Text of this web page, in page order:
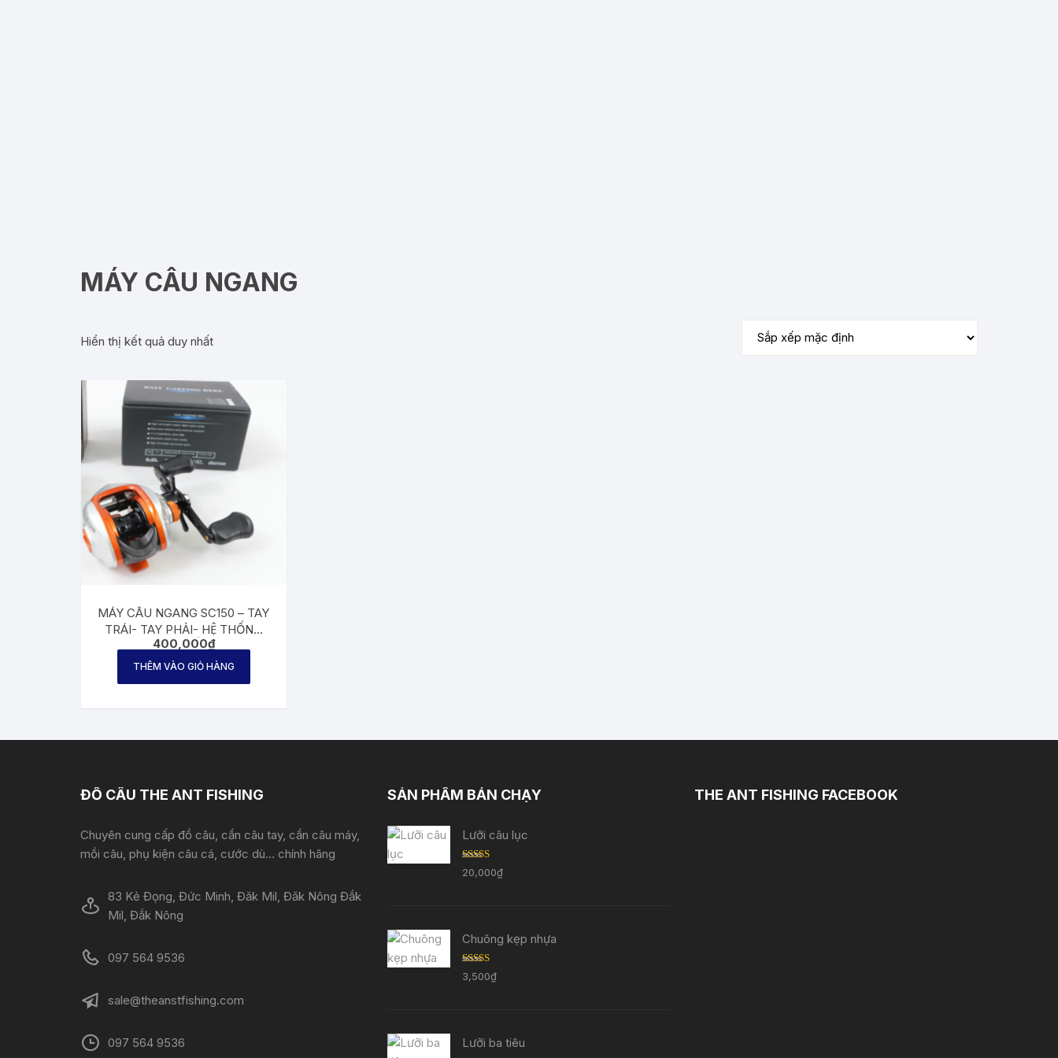
MÁY CÂU NGANG
Hiển thị kết quả duy nhất
MÁY CÂU NGANG SC150 – TAY
TRÁI- TAY PHẢI- HỆ THỐNG
CHÔNG RỐI DÂY
400,000₫
THÊM VÀO GIỎ HÀNG
ĐỒ CÂU THE ANT FISHING
Chuyên cung cấp đồ câu, cần câu tay, cần câu máy,
mồi câu, phụ kiện câu cá, cước dù... chính hãng
83 Kẻ Đọng, Đức Minh, Đăk Mil, Đăk Nông Đắk
Mil, Đắk Nông
097 564 9536
sale@theanstfishing.com
097 564 9536
SẢN PHẨM BÁN CHẠY
Lưỡi câu lục
Được
xếp
20,000₫
Chuông kẹp nhựa
Được
xếp
3,500₫
Lưỡi ba tiêu
THE ANT FISHING FACEBOOK